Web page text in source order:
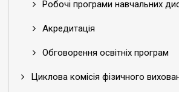
Робочі програми навчальних
Акредитація
Обговорення освітніх програм
Циклова комісія фізичного